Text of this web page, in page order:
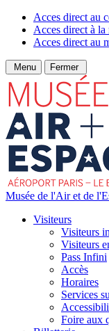
Acces direct au
Acces direct à la
Acces direct au
Menu Fermer
Musée de l'Air et de
Visiteurs
Visiteurs
Visiteurs
Pass Infini
Accès
Horaires
Services
Foire aux